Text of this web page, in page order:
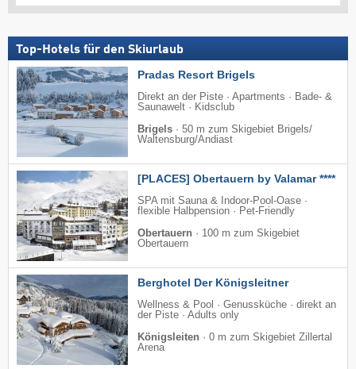
Top-Hotels für den Skiurlaub
Pradas Resort Brigels
Direkt an der Piste · Apartments · Bade- &
Saunawelt · Kidsclub
Brigels · 50 m zum Skigebiet Brigels/​
Waltensburg/​Andiast
[PLACES] Obertauern by Valamar ****
SPA mit Sauna & Indoor-Pool-Oase ·
flexible Halbpension · Pet-Friendly
Obertauern · 100 m zum Skigebiet
Obertauern
Berghotel Der Königsleitner
Wellness & Pool · Genussküche · direkt an
der Piste · Adults only
Königsleiten · 0 m zum Skigebiet Zillertal
Arena